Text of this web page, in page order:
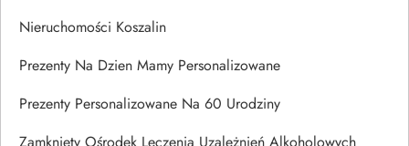
Nieruchomości Koszalin
Prezenty Na Dzien Mamy Personalizowane
Prezenty Personalizowane Na 60 Urodziny
Zamknięty Ośrodek Leczenia Uzależnień Alkoholowych